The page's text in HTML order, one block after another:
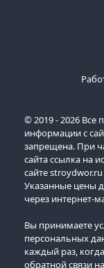
© 2019 - 2026
информации с
запрещена. При
сайта ссылка на
сайте
Указанные цены
через интернет-
Вы принимаете
персональных
каждый раз,
обратной связи